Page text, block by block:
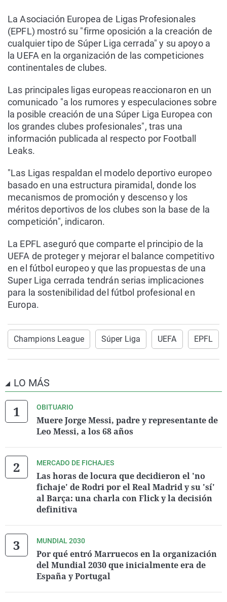
La Asociación Europea de Ligas Profesionales
(EPFL) mostró su "firme oposición a la creación de
cualquier tipo de Súper Liga cerrada" y su apoyo a
la UEFA en la organización de las competiciones
continentales de clubes.
Las principales ligas europeas reaccionaron en un
comunicado "a los rumores y especulaciones sobre
la posible creación de una Súper Liga Europea con
los grandes clubes profesionales", tras una
información publicada al respecto por Football
Leaks.
"Las Ligas respaldan el modelo deportivo europeo
basado en una estructura piramidal, donde los
mecanismos de promoción y descenso y los
méritos deportivos de los clubes son la base de la
competición", indicaron.
La EPFL aseguró que comparte el principio de la
UEFA de proteger y mejorar el balance competitivo
en el fútbol europeo y que las propuestas de una
Super Liga cerrada tendrán serias implicaciones
para la sostenibilidad del fútbol profesional en
Europa.
Champions League Súper Liga UEFA EPFL
LO MÁS
OBITUARIO
Muere Jorge Messi, padre y representante de
Leo Messi, a los 68 años
MERCADO DE FICHAJES
Las horas de locura que decidieron el 'no
fichaje' de Rodri por el Real Madrid y su 'sí'
al Barça: una charla con Flick y la decisión
definitiva
MUNDIAL 2030
Por qué entró Marruecos en la organización
del Mundial 2030 que inicialmente era de
España y Portugal